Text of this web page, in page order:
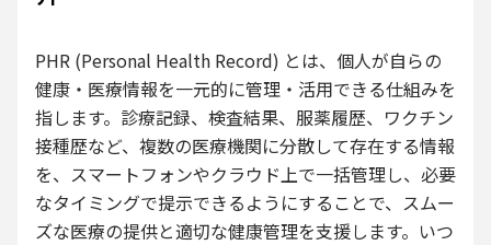
PHR (Personal Health Record) とは、個人が自らの
健康・医療情報を一元的に管理・活用できる仕組みを
指します。診療記録、検査結果、服薬履歴、ワクチン
接種歴など、複数の医療機関に分散して存在する情報
を、スマートフォンやクラウド上で一括管理し、必要
なタイミングで提示できるようにすることで、スムー
ズな医療の提供と適切な健康管理を支援します。いつ